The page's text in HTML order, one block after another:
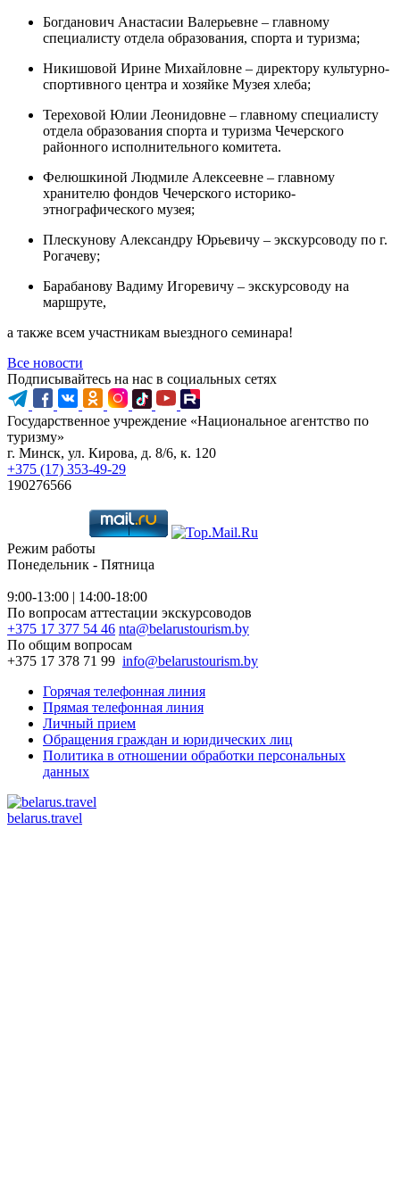
Богданович Анастасии Валерьевне – главному
специалисту отдела образования, спорта и туризма;
Никишовой Ирине Михайловне – директору культурно-
спортивного центра и хозяйке Музея хлеба;
Тереховой Юлии Леонидовне – главному специалисту
отдела образования спорта и туризма Чечерского
районного исполнительного комитета.
Фелюшкиной Людмиле Алексеевне – главному
хранителю фондов Чечерского историко-
этнографического музея;
Плескунову Александру Юрьевичу – экскурсоводу по г.
Рогачеву;
Барабанову Вадиму Игоревичу – экскурсоводу на
маршруте,
а также всем участникам выездного семинара!
Все новости
Подписывайтесь на нас в социальных сетях
Государственное учреждение «Национальное агентство по
туризму»
г. Минск, ул. Кирова, д. 8/6, к. 120
+375 (17) 353-49-29
190276566
Режим работы
Понедельник - Пятница
9:00-13:00 | 14:00-18:00
По вопросам аттестации экскурсоводов
+375 17 377 54 46 nta@belarustourism.by
По общим вопросам
+375 17 378 71 99 info@belarustourism.by
Горячая телефонная линия
Прямая телефонная линия
Личный прием
Обращения граждан и юридических лиц
Политика в отношении обработки персональных
данных
belarus.travel